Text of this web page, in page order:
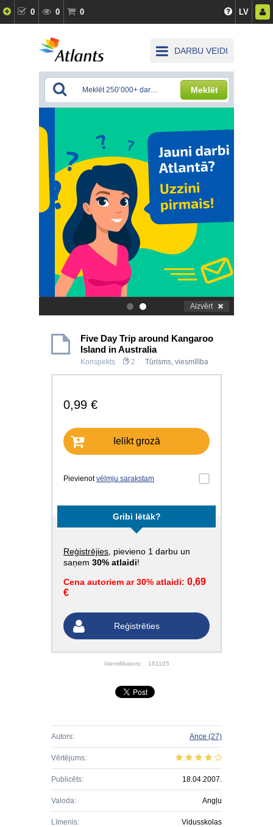
0 0 0 LV
DARBU VEIDI
Meklēt
. Aizvērt
Five Day Trip around Kangaroo
Island in Australia
Konspekts 2 Tūrisms, viesmīlība
0,99 €
Ielikt grozā
Pievienotvēlmju sarakstam
Gribi lētāk?
Reģistrējies , pievieno 1 darbu un
saņem 30% atlaidi!
Cena autoriem ar 30% atlaidi: 0,69
€
Reģistrēties
Identifikators: 161105
Autors: Ance (27)
Vērtējums:
Publicēts: 18.04.2007.
Valoda: Angļu
Līmenis: Vidusskolas